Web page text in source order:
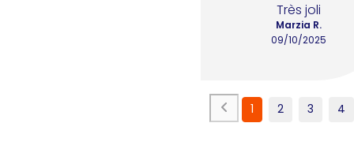
Très joli
09/10/2025
Marzia R.
1 2 3 4